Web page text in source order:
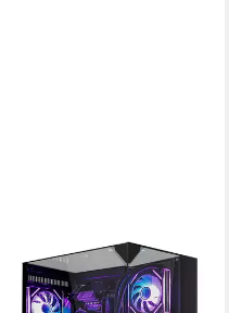
SYSTEMTREFF
AMD Ryzen 9 9950X3D mit
AMD Radeon RX 9070 XT